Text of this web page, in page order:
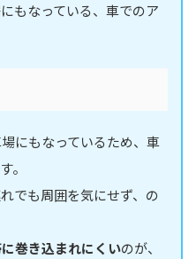
もなっている、車でのア
にもなっているため、車
。
でも周囲を気にせず、の
巻き込まれにくいのが、